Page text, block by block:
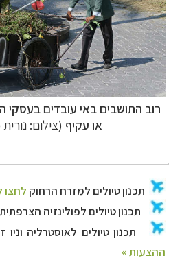
רוב התושבים באי עובדים בעסקי
או עקיף (צילום: